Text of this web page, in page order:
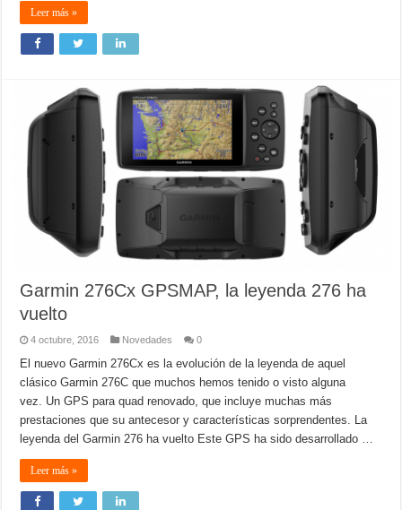
Leer más »
Garmin 276Cx GPSMAP, la leyenda 276 ha
vuelto
4 octubre, 2016 Novedades 0
El nuevo Garmin 276Cx es la evolución de la leyenda de aquel
clásico Garmin 276C que muchos hemos tenido o visto alguna
vez. Un GPS para quad renovado, que incluye muchas más
prestaciones que su antecesor y características sorprendentes. La
leyenda del Garmin 276 ha vuelto Este GPS ha sido desarrollado …
Leer más »